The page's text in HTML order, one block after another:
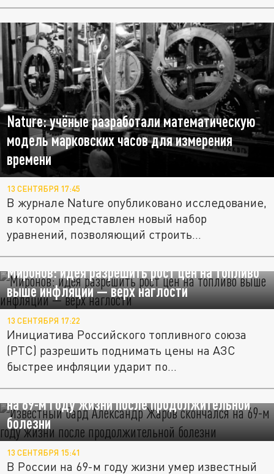
Nature: учёные разработали математическую
модель марковских часов для измерения
времени
13 СЕНТЯБРЯ 17:45
В журнале Nature опубликовано исследование,
в котором представлен новый набор
уравнений, позволяющий строить...
Миронов: идея разрешить рост цен на топливо
выше инфляции — верх наглости
13 СЕНТЯБРЯ 17:22
Инициатива Российского топливного союза
(РТС) разрешить поднимать цены на АЗС
быстрее инфляции ударит по...
Известный бард Александр Жаров скончался
на 69-м году жизни после продолжительной
болезни
13 СЕНТЯБРЯ 15:41
В России на 69-м году жизни умер известный